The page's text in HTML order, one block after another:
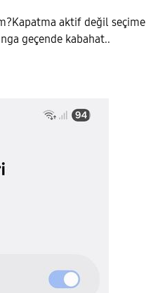
aktif değil seçime
geçende kabahat..